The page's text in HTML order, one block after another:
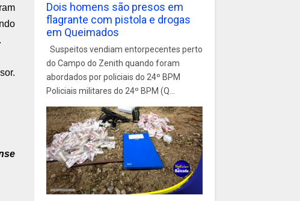
Dois homens são presos em
flagrante com pistola e drogas
em Queimados
Suspeitos vendiam entorpecentes perto
do Campo do Zenith quando foram
abordados por policiais do 24º BPM
Policiais militares do 24º BPM (Q...